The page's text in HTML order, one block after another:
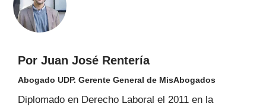
Por Juan José Rentería
Abogado UDP. Gerente General de MisAbogados
Diplomado en Derecho Laboral el 2011 en la